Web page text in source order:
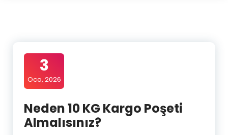
3
Oca, 2026
Neden 10 KG Kargo Poşeti
Almalısınız?